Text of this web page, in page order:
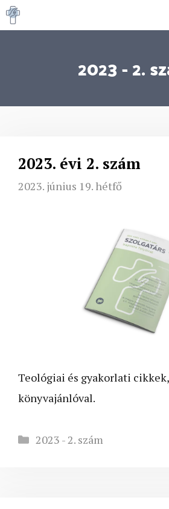
Kilépés
a
2023 - 2.
2023. évi 2. szám
2023. június 19. hétfő
Teológiai és gyakorlati
könyvajánlóval.
Kategória
2023 - 2. szám